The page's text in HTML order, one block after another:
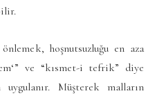
hoşnutsuzluğu en aza
ve “kısmet-i tefrik” diye
Müşterek malların